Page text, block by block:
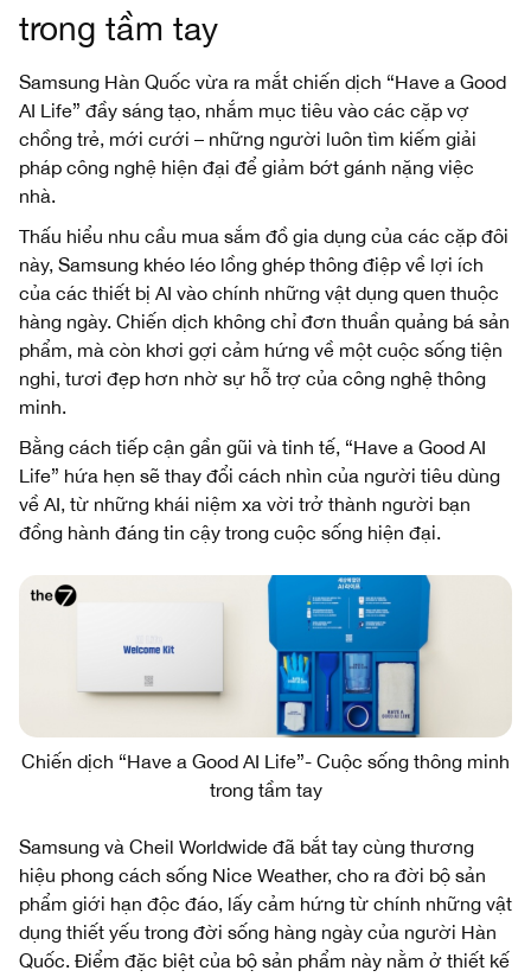
trong tầm tay
Samsung Hàn Quốc vừa ra mắt chiến dịch “Have a Good
AI Life” đầy sáng tạo, nhắm mục tiêu vào các cặp vợ
chồng trẻ, mới cưới – những người luôn tìm kiếm giải
pháp công nghệ hiện đại để giảm bớt gánh nặng việc
nhà.
Thấu hiểu nhu cầu mua sắm đồ gia dụng của các cặp đôi
này, Samsung khéo léo lồng ghép thông điệp về lợi ích
của các thiết bị AI vào chính những vật dụng quen thuộc
hàng ngày. Chiến dịch không chỉ đơn thuần quảng bá sản
phẩm, mà còn khơi gợi cảm hứng về một cuộc sống tiện
nghi, tươi đẹp hơn nhờ sự hỗ trợ của công nghệ thông
minh.
Bằng cách tiếp cận gần gũi và tinh tế, “Have a Good AI
Life” hứa hẹn sẽ thay đổi cách nhìn của người tiêu dùng
về AI, từ những khái niệm xa vời trở thành người bạn
đồng hành đáng tin cậy trong cuộc sống hiện đại.
Chiến dịch “Have a Good AI Life”- Cuộc sống thông minh
trong tầm tay
Samsung và Cheil Worldwide đã bắt tay cùng thương
hiệu phong cách sống Nice Weather, cho ra đời bộ sản
phẩm giới hạn độc đáo, lấy cảm hứng từ chính những vật
dụng thiết yếu trong đời sống hàng ngày của người Hàn
Quốc. Điểm đặc biệt của bộ sản phẩm này nằm ở thiết kế